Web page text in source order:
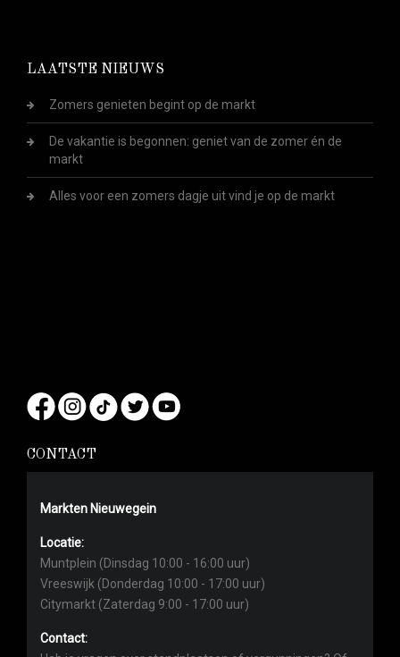
LAATSTE NIEUWS
Zomers genieten begint op de markt
De vakantie is begonnen: geniet van de zomer én de
markt
Alles voor een zomers dagje uit vind je op de markt
CONTACT
Markten Nieuwegein
Locatie:
Muntplein (Dinsdag 10:00 - 16:00 uur)
Vreeswijk (Donderdag 10:00 - 17:00 uur)
Citymarkt (Zaterdag 9:00 - 17:00 uur)
Contact: